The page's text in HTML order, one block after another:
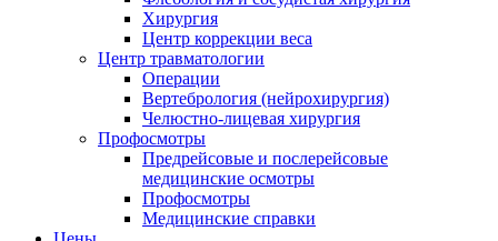
Хирургия
Центр коррекции веса
Центр травматологии
Операции
Вертебрология (нейрохирургия)
Челюстно-лицевая хирургия
Профосмотры
Предрейсовые и послерейсовые
медицинские осмотры
Профосмотры
Медицинские справки